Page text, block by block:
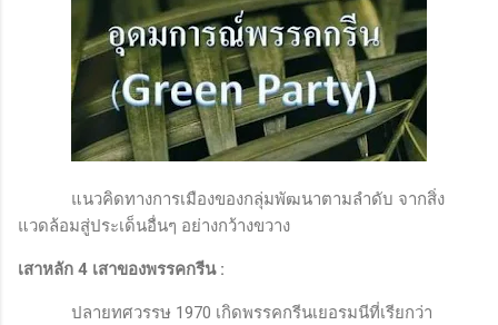
แนวคิดทางการเมืองของกลุ่มพัฒนาตามลำดับ จากสิ่ง
แวดล้อมสู่ประเด็นอื่นๆ อย่างกว้างขวาง
เสาหลัก 4 เสาของพรรคกรีน :
ปลายทศวรรษ 1970 เกิดพรรคกรีนเยอรมนีที่เรียกว่า